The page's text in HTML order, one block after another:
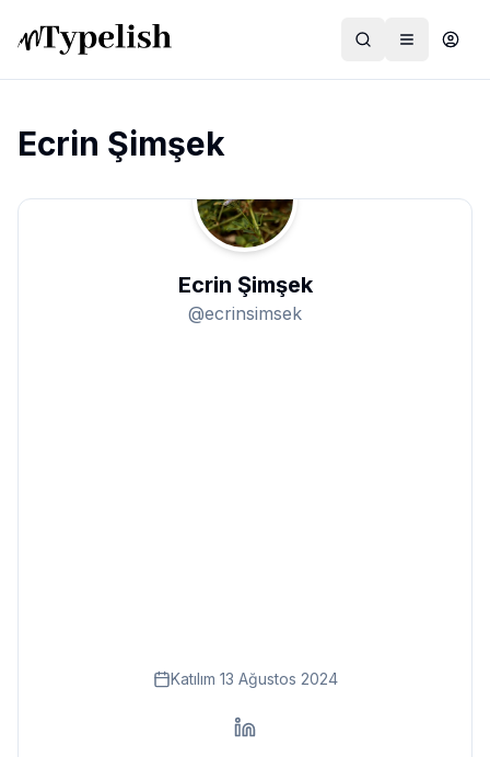
Dünya
Ecrin Şimşek
Ecrin Şimşek
@ecrinsimsek
Katılım 13 Ağustos 2024